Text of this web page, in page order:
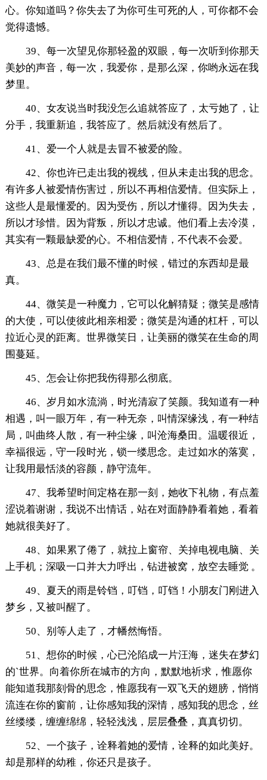
心。你知道吗？你失去了为你可生可死的人，可你都不会
觉得遗憾。
39、每一次望见你那轻盈的双眼，每一次听到你那天
美妙的声音，每一次，我爱你，是那么深，你哟永远在我
梦里。
40、女友说当时我没怎么追就答应了，太亏她了，让
分手，我重新追，我答应了。然后就没有然后了。
41、爱一个人就是去冒不被爱的险。
42、你也许已走出我的视线，但从未走出我的思念。
有许多人被爱情伤害过，所以不再相信爱情。但实际上，
这些人是最懂爱的。因为受伤，所以才懂得。因为失去，
所以才珍惜。因为背叛，所以才忠诚。他们看上去冷漠，
其实有一颗最缺爱的心。不相信爱情，不代表不会爱。
43、总是在我们最不懂的时候，错过的东西却是最
真。
44、微笑是一种魔力，它可以化解猜疑；微笑是感情
的大使，可以使彼此相亲相爱；微笑是沟通的杠杆，可以
拉近心灵的距离。世界微笑日，让美丽的微笑在生命的周
围蔓延。
45、怎会让你把我伤得那么彻底。
46、岁月如水流淌，时光清寂了笑颜。我知道有一种
相遇，叫一眼万年，有一种无奈，叫情深缘浅，有一种结
局，叫曲终人散，有一种尘缘，叫沧海桑田。温暖很近，
幸福很远，守一段时光，锁一缕思念。走过如水的落寞，
让我用最恬淡的容颜，静守流年。
47、我希望时间定格在那一刻，她收下礼物，有点羞
涩说着谢谢，我说不出情话，站在对面静静看着她，看着
她就很美好了。
48、如果累了倦了，就拉上窗帘、关掉电视电脑、关
上手机；深吸一口并大力呼出，钻进被窝，放空去睡觉 。
49、夏天的雨是铃铛，叮铛，叮铛！小朋友门刚进入
梦乡，又被叫醒了。
50、别等人走了，才幡然悔悟。
51、想你的时候，心已沦陷成一片汪海，迷失在梦幻
的`世界。向着你所在城市的方向，默默地祈求，惟愿你
能知道我那刻骨的思念，惟愿我有一双飞天的翅膀，悄悄
流连在你的窗前，让你感知我的深情，感知我的思念，丝
丝缕缕，缠缠绵绵，轻轻浅浅，层层叠叠，真真切切。
52、一个孩子，诠释着她的爱情，诠释的如此美好。
却是那样的幼稚，你还只是孩子。